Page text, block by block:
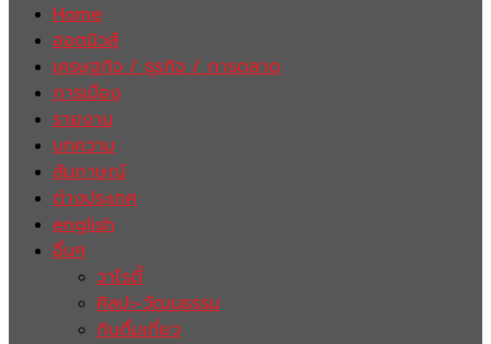
Home
ฮอตนิวส์
เศรษฐกิจ / ธุรกิจ / การตลาด
การเมือง
รายงาน
บทความ
สัมภาษณ์
ต่างประเทศ
english
อื่นๆ
วาไรตี้
ศิลปะ-วัฒนธรรม
กินดื่มเที่ยว